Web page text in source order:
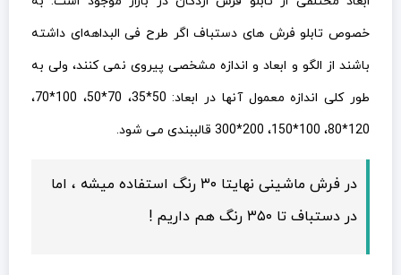
خصوص تابلو فرش های دستباف اگر طرح فی البداهه‌ای داشته
باشند از الگو و ابعاد و اندازه مشخصی پیروی نمی کنند، ولی به
طور کلی اندازه معمول آنها در ابعاد: 50*35، 70*50، 100*70،
120*80، 100*150، 200*300 قالببندی می شود.
در فرش ماشینی نهایتا ۳۰ رنگ استفاده میشه ، اما
در دستباف تا ۳۵۰ رنگ هم داریم !